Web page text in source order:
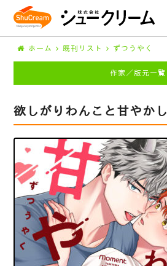
ホーム 既刊リスト ずつうやく
作家／版元一覧
欲しがりわんこと甘やかし